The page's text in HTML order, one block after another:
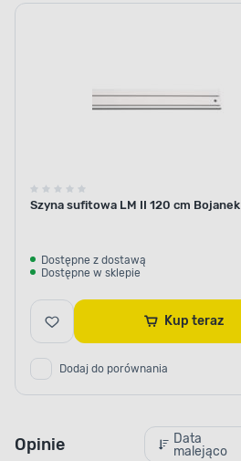
Szyna sufitowa LM II 120 cm Bojanek
Dostępne z dostawą
Dostępne w sklepie
Kup teraz
Dodaj do porównania
Opinie
Data
malejąco